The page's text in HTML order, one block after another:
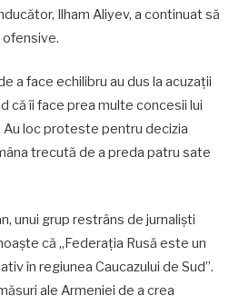
Ilham Aliyev, a continuat să
ofensive.
a face echilibru au dus la acuzații
că îi face prea multe concesii lui
Au loc proteste pentru decizia
trecută de a preda patru sate
unui grup restrâns de jurnalişti
că „Federaţia Rusă este un
în regiunea Caucazului de Sud”.
ale Armeniei de a crea